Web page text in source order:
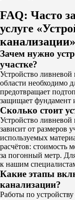
FAQ: Часто
услуге
канализации»
Зачем нужно
участке?
Устройство
области необходимо
предотвращает
защищает фундамент
Сколько стоит
Устройство
зависит от размеров
используемых
расчётов: стоимость
за погонный метр.
к нашим
Какие этапы
канализации?
Работы по